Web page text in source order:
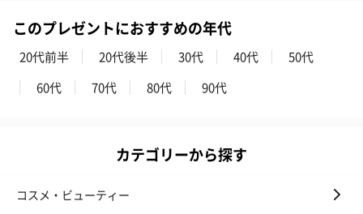
このプレゼントにおすすめの年代
20代前半 20代後半 30代 40代
50代
60代
70代 80代 90代
カテゴリーから探す
コスメ・ビューティー